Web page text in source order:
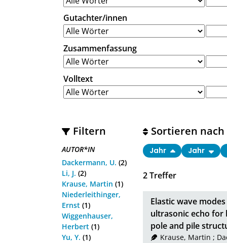
Gutachter/innen
Zusammenfassung
Volltext
Filtern
AUTOR*IN
Dackermann, U. (2)
Li, J. (2)
Krause, Martin (1)
Niederleithinger,
Ernst (1)
Wiggenhauser,
Herbert (1)
Yu, Y. (1)
2Treffer
Sortieren nach
Jahr Jahr
Elastic wave
ultrasonic echo for
pole and pile
Krause, Martin ;